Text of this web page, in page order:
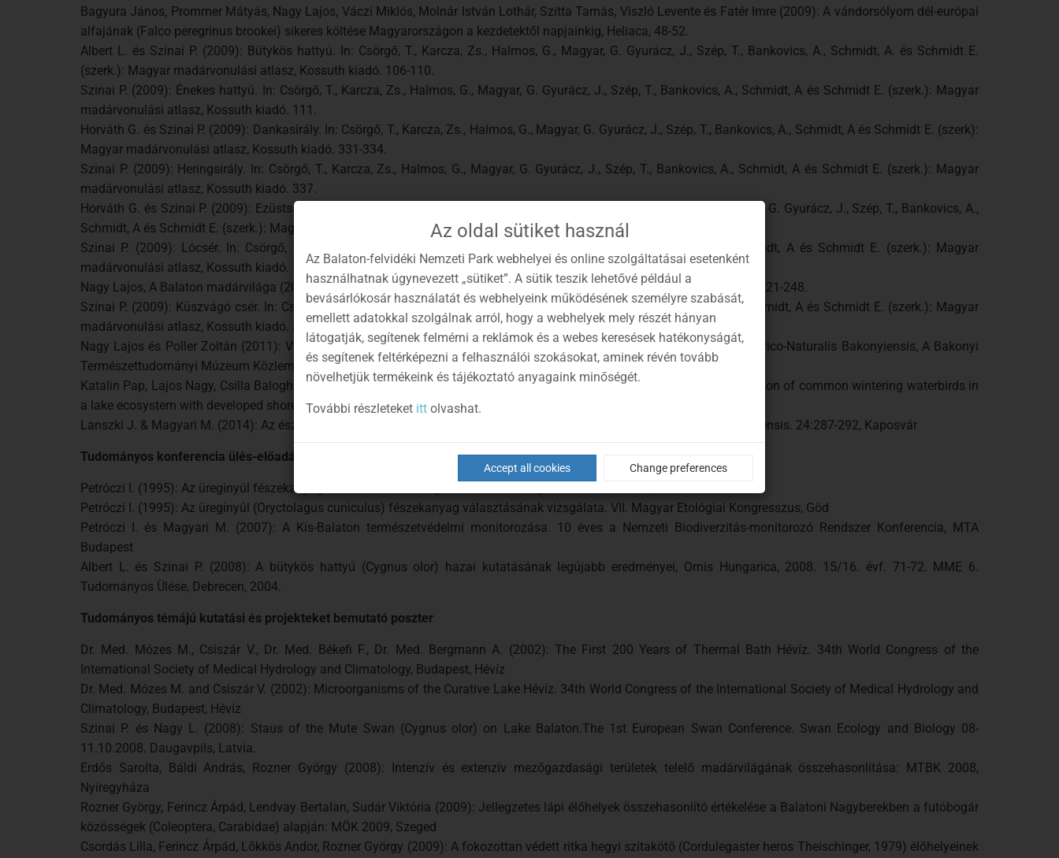
Bagyura János, Prommer Mátyás, Nagy Lajos, Váczi Miklós, Molnár István Lothár, Szitta Tamás, Viszló Levente és Fatér Imre (2009): A vándorsólyom dél-európai
alfajának (Falco peregrinus brookei) sikeres költése Magyarországon a kezdetektől napjainkig, Heliaca, 48-52.
Albert L. és Szinai P. (2009): Bütykös hattyú. In: Csörgő, T., Karcza, Zs., Halmos, G., Magyar, G. Gyurácz, J., Szép, T., Bankovics, A., Schmidt, A. és Schmidt E.
(szerk.): Magyar madárvonulási atlasz, Kossuth kiadó. 106-110.
Szinai P. (2009): Énekes hattyú. In: Csörgő, T., Karcza, Zs., Halmos, G., Magyar, G. Gyurácz, J., Szép, T., Bankovics, A., Schmidt, A és Schmidt E. (szerk.): Magyar
madárvonulási atlasz, Kossuth kiadó. 111.
Horváth G. és Szinai P. (2009): Dankasirály. In: Csörgő, T., Karcza, Zs., Halmos, G., Magyar, G. Gyurácz, J., Szép, T., Bankovics, A., Schmidt, A és Schmidt E. (szerk):
Magyar madárvonulási atlasz, Kossuth kiadó. 331-334.
Szinai P. (2009): Heringsirály. In: Csörgő, T., Karcza, Zs., Halmos, G., Magyar, G. Gyurácz, J., Szép, T., Bankovics, A., Schmidt, A és Schmidt E. (szerk.): Magyar
madárvonulási atlasz, Kossuth kiadó. 337.
Horváth G. és Szinai P. (2009): Ezüstsirály, Sárgalábú sirály, Sztyeppi sirály. In: Csörgő, T., Karcza, Zs., Halmos, G., Magyar, G. Gyurácz, J., Szép, T., Bankovics, A.,
Schmidt, A és Schmidt E. (szerk.): Magyar madárvonulási atlasz, Kossuth kiadó. 338-340.
Szinai P. (2009): Lócsér. In: Csörgő, T., Karcza, Zs., Halmos, G., Magyar, G. Gyurácz, J., Szép, T., Bankovics, A., Schmidt, A és Schmidt E. (szerk.): Magyar
madárvonulási atlasz, Kossuth kiadó. 341.
Nagy Lajos, A Balaton madárvilága (2009): A Balaton-kutatásról mindenkinek c. kötet részeként az MTA BLKI kiadásában, 221-248.
Szinai P. (2009): Küszvágó csér. In: Csörgő, T., Karcza, Zs., Halmos, G., Magyar, G. Gyurácz, J., Szép, T., Bankovics, A., Schmidt, A és Schmidt E. (szerk.): Magyar
madárvonulási atlasz, Kossuth kiadó. 343-344.
Nagy Lajos és Poller Zoltán (2011): Vizimadár szinkronszámlálások a várpalotai tavakon (2005-2007), Folia Musei Historico-Naturalis Bakonyiensis, A Bakonyi
Természettudományi Múzeum Közleményei, 28-2011, 265-275.
Katalin Pap, Lajos Nagy, Csilla Balogh, László G-Tóth and András Liker (2013): Environmental factors shaping the distribution of common wintering waterbirds in
a lake ecosystem with developed shoreline, Hidrobiologia 716-2013, 163-176.
Lanszki J. & Magyari M. (2014): Az északi pocok (Microtus oeconomus) új adata a Kis-Balaton II. ütemén. Natura Somogyiensis. 24:287-292, Kaposvár
Tudományos konferencia ülés-előadás
Petróczi I. (1995): Az üreginyúl fészekanyag választásának vizsgálata. XXII. Országos TDK Konferencia, Gödöllő
Petróczi I. (1995): Az üreginyúl (Oryctolagus cuniculus) fészekanyag választásának vizsgálata. VII. Magyar Etológiai Kongresszus, Göd
Petróczi I. és Magyari M. (2007): A Kis-Balaton természetvédelmi monitorozása. 10 éves a Nemzeti Biodiverzitás-monitorozó Rendszer Konferencia, MTA
Budapest
Albert L. és Szinai P. (2008): A bütykös hattyú (Cygnus olor) hazai kutatásának legújabb eredményei, Ornis Hungarica, 2008. 15/16. évf. 71-72. MME 6.
Tudományos Ülése, Debrecen, 2004.
Tudományos témájú kutatási és projekteket bemutató poszter
Dr. Med. Mózes M., Csiszár V., Dr. Med. Békefi F., Dr. Med. Bergmann A. (2002): The First 200 Years of Thermal Bath Hévíz. 34th World Congress of the
International Society of Medical Hydrology and Climatology, Budapest, Hévíz
Dr. Med. Mózes M. and Csiszár V. (2002): Microorganisms of the Curative Lake Hévíz. 34th World Congress of the International Society of Medical Hydrology and
Climatology, Budapest, Hévíz
Szinai P. és Nagy L. (2008): Staus of the Mute Swan (Cygnus olor) on Lake Balaton.The 1st European Swan Conference. Swan Ecology and Biology 08-
11.10.2008. Daugavpils, Latvia.
Erdős Sarolta, Báldi András, Rozner György (2008): Intenzív és extenzív mezőgazdasági területek telelő madárvilágának összehasonlítása: MTBK 2008,
Nyíregyháza
Rozner György, Ferincz Árpád, Lendvay Bertalan, Sudár Viktória (2009): Jellegzetes lápi élőhelyek összehasonlító értékelése a Balatoni Nagyberekben a futóbogár
közösségek (Coleoptera, Carabidae) alapján: MÖK 2009, Szeged
Csordás Lilla, Ferincz Árpád, Lőkkös Andor, Rozner György (2009): A fokozottan védett ritka hegyi szitakötő (Cordulegaster heros Theischinger, 1979) élőhelyeinek
Az oldal sütiket használ
Az Balaton-felvidéki Nemzeti Park webhelyei és online szolgáltatásai esetenként
használhatnak úgynevezett „sütiket”. A sütik teszik lehetővé például a
bevásárlókosár használatát és webhelyeink működésének személyre szabását,
emellett adatokkal szolgálnak arról, hogy a webhelyek mely részét hányan
látogatják, segítenek felmérni a reklámok és a webes keresések hatékonyságát,
és segítenek feltérképezni a felhasználói szokásokat, aminek révén tovább
növelhetjük termékeink és tájékoztató anyagaink minőségét.
További részleteket itt olvashat.
Accept all cookies Change preferences